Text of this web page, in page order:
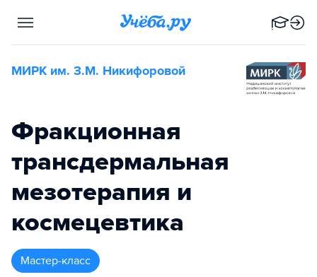
МИРК им. З.М. Никифоровой
Фракционная
трансдермальная
мезотерапия и
космецевтика
мастер-класс